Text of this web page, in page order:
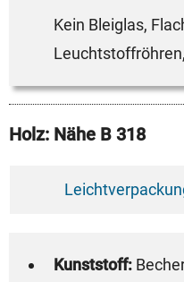
Kein Bleiglas,
Holz: Nähe B 318
Kunststoff: